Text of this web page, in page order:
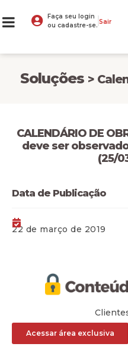
Faça seu login
ou cadastre-se. Sair
Soluções >
CALENDÁRIO DE
deve ser observado
(25/
Data de Publicação
22 de março de 2019
Acessar área exclusiva